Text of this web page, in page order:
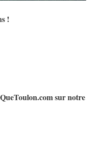
!
sur notre